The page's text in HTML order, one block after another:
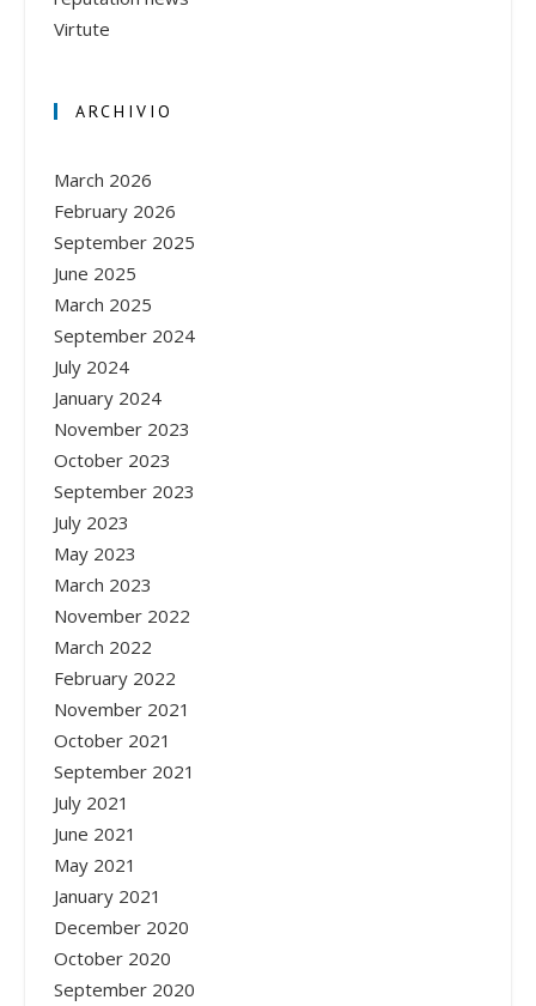
Virtute
ARCHIVIO
March 2026
February 2026
September 2025
June 2025
March 2025
September 2024
July 2024
January 2024
November 2023
October 2023
September 2023
July 2023
May 2023
March 2023
November 2022
March 2022
February 2022
November 2021
October 2021
September 2021
July 2021
June 2021
May 2021
January 2021
December 2020
October 2020
September 2020